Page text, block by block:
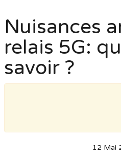
Qui sommes nous ?
BLOG
Nuisances
relais 5G:
savoir ?
12 Mai